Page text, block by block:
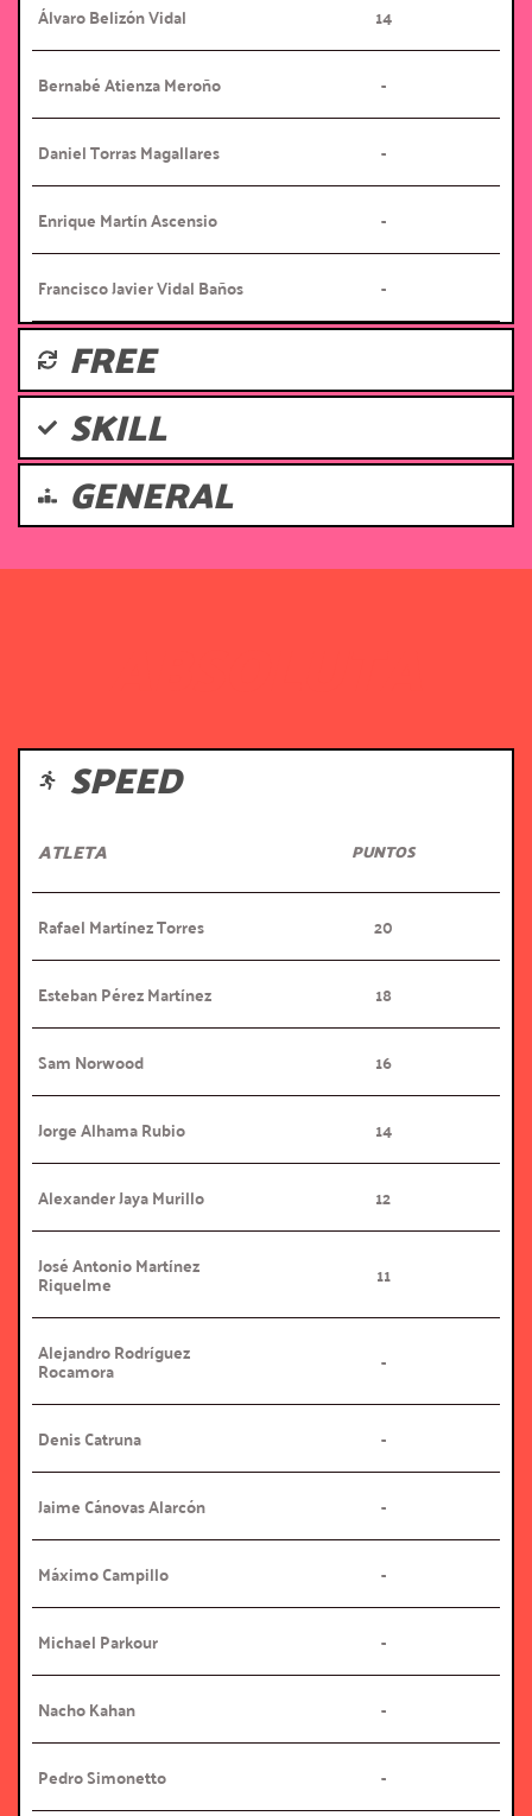
Álvaro Belizón Vidal 14
Bernabé Atienza Meroño -
Daniel Torras Magallares -
Enrique Martín Ascensio -
Francisco Javier Vidal Baños -
FREE
SKILL
GENERAL
SPEED
ATLETA PUNTOS
Rafael Martínez Torres 20
Esteban Pérez Martínez 18
Sam Norwood 16
Jorge Alhama Rubio 14
Alexander Jaya Murillo 12
José Antonio Martínez
Riquelme 11
Alejandro Rodríguez
Rocamora -
Denis Catruna -
Jaime Cánovas Alarcón -
Máximo Campillo -
Michael Parkour -
Nacho Kahan -
Pedro Simonetto -